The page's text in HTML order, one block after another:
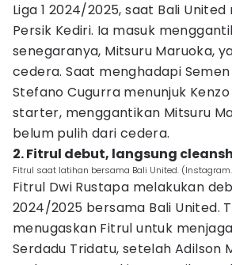
Liga 1 2024/2025, saat Bali
Persik Kediri. Ia masuk
senegaranya, Mitsuru Maruoka,
cedera. Saat menghadapi Semen
Stefano Cugurra menunjuk
starter, menggantikan Mitsuru
belum pulih dari cedera.
2. Fitrul debut, langsung
Fitrul saat latihan bersama Bali United.
Fitrul Dwi Rustapa melakukan
2024/2025 bersama Bali United.
menugaskan Fitrul untuk
Serdadu Tridatu, setelah Adilson